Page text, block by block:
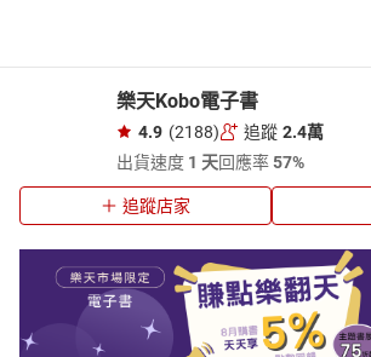
樂天Kobo電子書
4.9 (2188) 追蹤 2.4萬
出貨速度 1 天回應率57%
追蹤店家